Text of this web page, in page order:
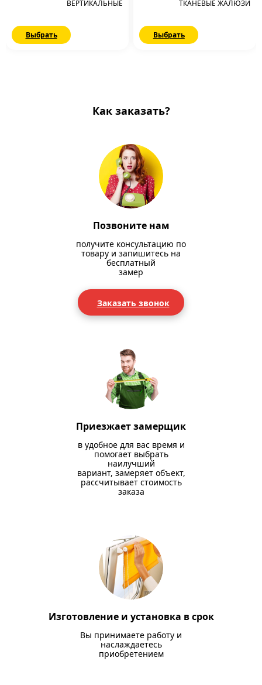
ВЕРТИКАЛЬНЫЕ
Выбрать
ТКАНЕВЫЕ ЖАЛЮЗИ
Выбрать
Как заказать?
Позвоните нам
получите консультацию по
товару и запишитесь на
бесплатный
замер
Заказать звонок
Приезжает замерщик
в удобное для вас время и
помогает выбрать
наилучший
вариант, замеряет объект,
рассчитывает стоимость
заказа
Изготовление и установка в срок
Вы принимаете работу и
наслаждаетесь
приобретением